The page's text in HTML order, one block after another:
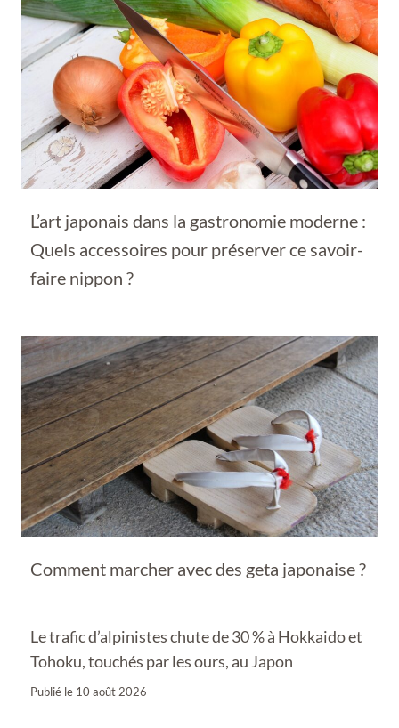
L’art japonais dans la gastronomie moderne :
Quels accessoires pour préserver ce savoir-
faire nippon ?
Comment marcher avec des geta japonaise ?
Le trafic d’alpinistes chute de 30 % à Hokkaido et
Tohoku, touchés par les ours, au Japon
Publié le 10 août 2026